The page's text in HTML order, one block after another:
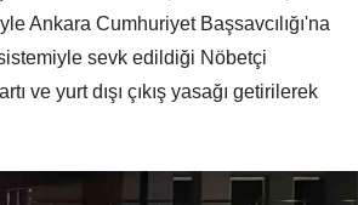
Ankara Cumhuriyet Başsavcılığı'na
sevk edildiği Nöbetçi
ve yurt dışı çıkış yasağı getirilerek